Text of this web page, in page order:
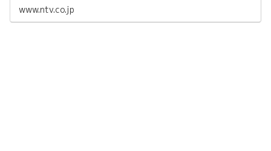
www.ntv.co.jp